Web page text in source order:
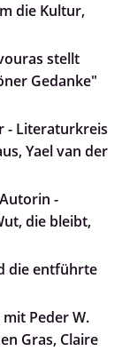
die Kultur,
stellt
Gedanke"
- Literaturkreis
Yael van der
-
die bleibt,
die entführte
Peder W.
Gras, Claire